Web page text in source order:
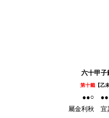
六十甲子
第十籤【乙
●●○ ●●
屬金利秋 宜